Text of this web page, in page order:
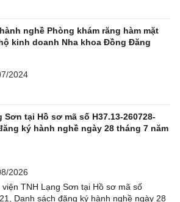
nghề Phòng khám răng hàm mặt
kinh doanh Nha khoa Đồng Đăng
2024
Sơn tại Hồ sơ mã số H37.13-260728-
ký hành nghề ngày 28 tháng 7 năm
2026
viện TNH Lạng Sơn tại Hồ sơ mã số
Danh sách đăng ký hành nghề ngày 28